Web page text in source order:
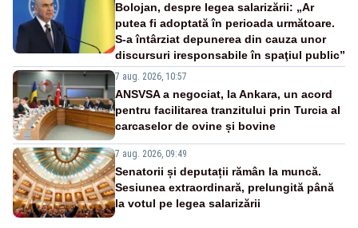
Bolojan, despre legea salarizării: „Ar
putea fi adoptată în perioada următoare.
S-a întârziat depunerea din cauza unor
discursuri iresponsabile în spaţiul public”
7 aug. 2026, 10:57
ANSVSA a negociat, la Ankara, un acord
pentru facilitarea tranzitului prin Turcia al
carcaselor de ovine și bovine
7 aug. 2026, 09:49
Senatorii și deputații rămân la muncă.
Sesiunea extraordinară, prelungită până
la votul pe legea salarizării